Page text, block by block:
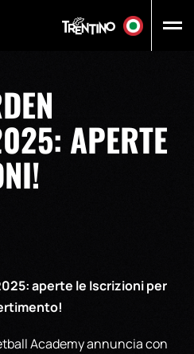
APERTE
aperte le Iscrizioni per
Academy annuncia con